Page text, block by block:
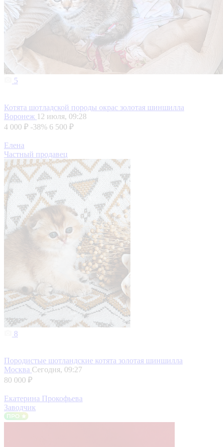
5
Котята шотладской породы окрас золотая шиншилла
Воронеж 12 июля, 09:28
4 000 ₽ -38% 6 500 ₽
Елена
Частный продавец
8
Породистые шотландские котята золотая шиншилла
Москва Сегодня, 09:27
80 000 ₽
Екатерина Прокофьева
Заводчик